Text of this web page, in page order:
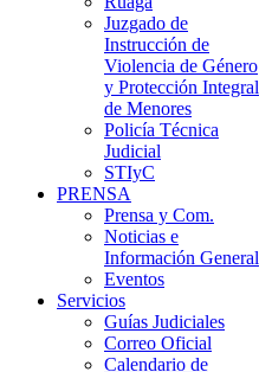
Juzgado de
Instrucción de
Violencia de Género
y Protección Integral
de Menores
Policía Técnica
Judicial
STIyC
PRENSA
Prensa y Com.
Noticias e
Información General
Eventos
Servicios
Guías Judiciales
Correo Oficial
Calendario de